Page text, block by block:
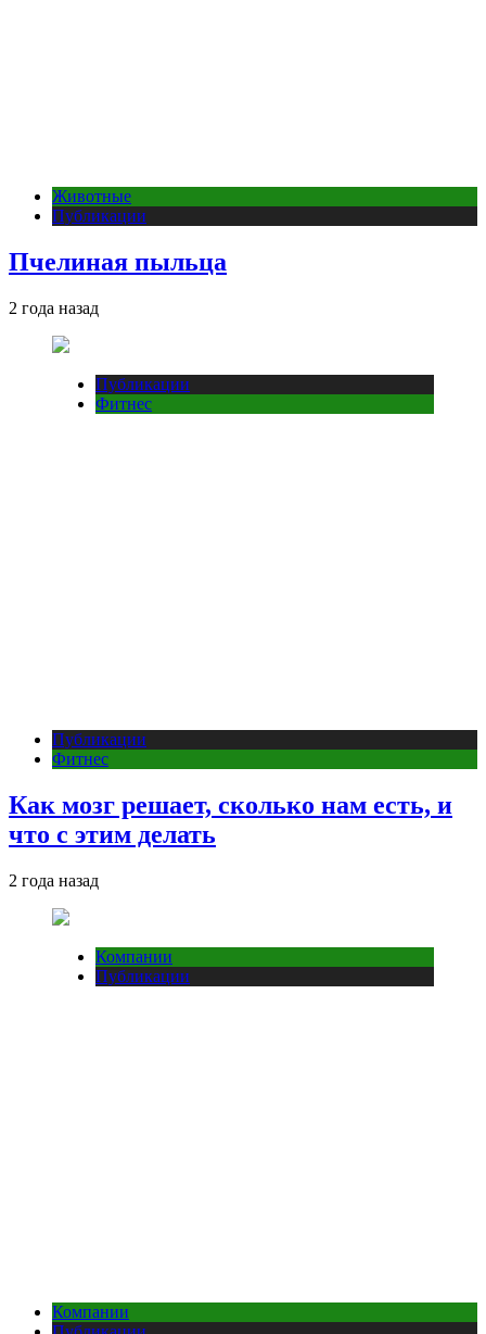
Животные
Публикации
Пчелиная пыльца
2 года назад
Публикации
Фитнес
Публикации
Фитнес
Как мозг решает, сколько нам есть, и
что с этим делать
2 года назад
Компании
Публикации
Компании